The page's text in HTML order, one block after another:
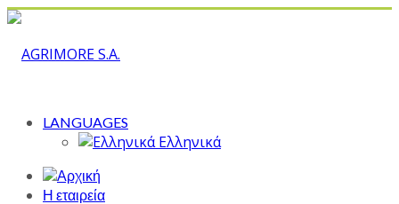
LANGUAGES
Ελληνικά
Η εταιρεία